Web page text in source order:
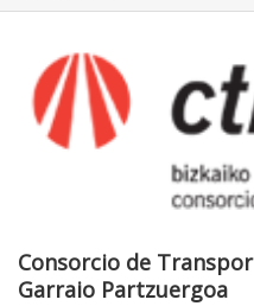
Consorcio de
Garraio Partzuergoa